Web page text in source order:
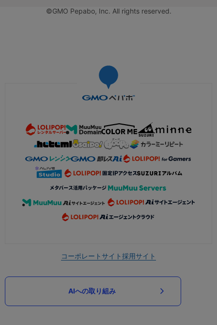
©GMO Pepabo, Inc. All rights reserved.
コーポレートサイト採用サイト
AIへの取り組み